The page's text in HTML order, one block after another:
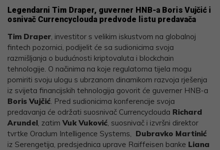
Legendarni Tim Draper, guverner HNB-a Boris Vujčić i
osnivač Currencyclouda predvode listu predavača
Tim Draper, investitor s velikim iskustvom na globalnoj
fintech pozornici, podijelit će sa sudionicima svoja
razmišljanja o budućnosti kriptovaluta i blockchain
tehnologije. O načinima na koje regulatorna tijela mogu
pomiriti svoju ulogu s ubrzanom dinamikom razvoja rješenja
iz svijeta financijskih tehnologija govorit će guverner HNB-a
Boris Vujčić. Pred sudionicima konferencije svoja
predavanja će održati suosnivač Currencyclouda Richard
Arundel, zatim Vuk Vuković, suosnivač i izvršni direktor
tvrtke Oraclum Intelligence Systems, Dubravko Martinić
iz Serengetija, predsjednica uprave Raiffeisen banke Liana